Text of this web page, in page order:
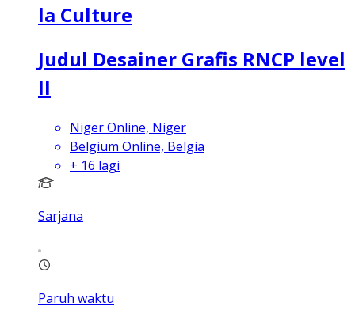
la Culture
Judul Desainer Grafis RNCP level
II
Niger Online, Niger
Belgium Online, Belgia
+ 16 lagi
Sarjana
Paruh waktu